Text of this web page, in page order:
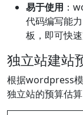
易于使用 ：
代码编写能
板，即可快速
独立站建站
根据wordpress
独立站的预算估算